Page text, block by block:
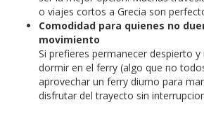
o viajes cortos a Grecia son
Comodidad para quienes no
movimiento
Si prefieres permanecer despierto
dormir en el ferry (algo que no
aprovechar un ferry diurno para
disfrutar del trayecto sin